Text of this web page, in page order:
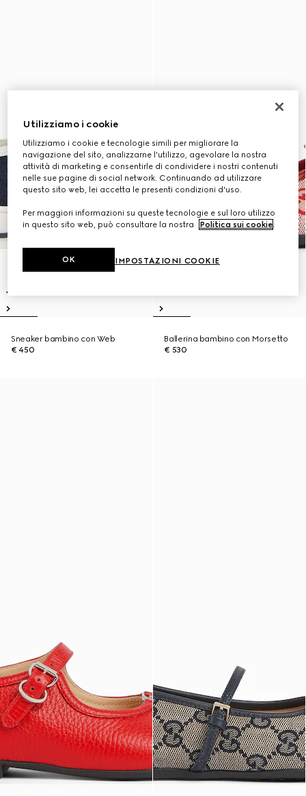
Sneaker bambino con Web
€ 450
Ballerina bambino con Morsetto
€ 530
Utilizziamo i cookie
Utilizziamo i cookie e tecnologie simili per migliorare la
navigazione del sito, analizzarne l'utilizzo, agevolare la nostra
attività di marketing e consentirle di condividere i nostri contenuti
nelle sue pagine di social network. Continuando ad utilizzare
questo sito web, lei accetta le presenti condizioni d'uso.
Per maggiori informazioni su queste tecnologie e sul loro utilizzo
in questo sito web, può consultare la nostra
Politica sui cookie.
IMPOSTAZIONI COOKIE
OK